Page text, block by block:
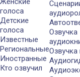
голоса
Детские
голоса
Известные
Региональные
Иностранные
Кто озвучил
Озвучка
Озвучка